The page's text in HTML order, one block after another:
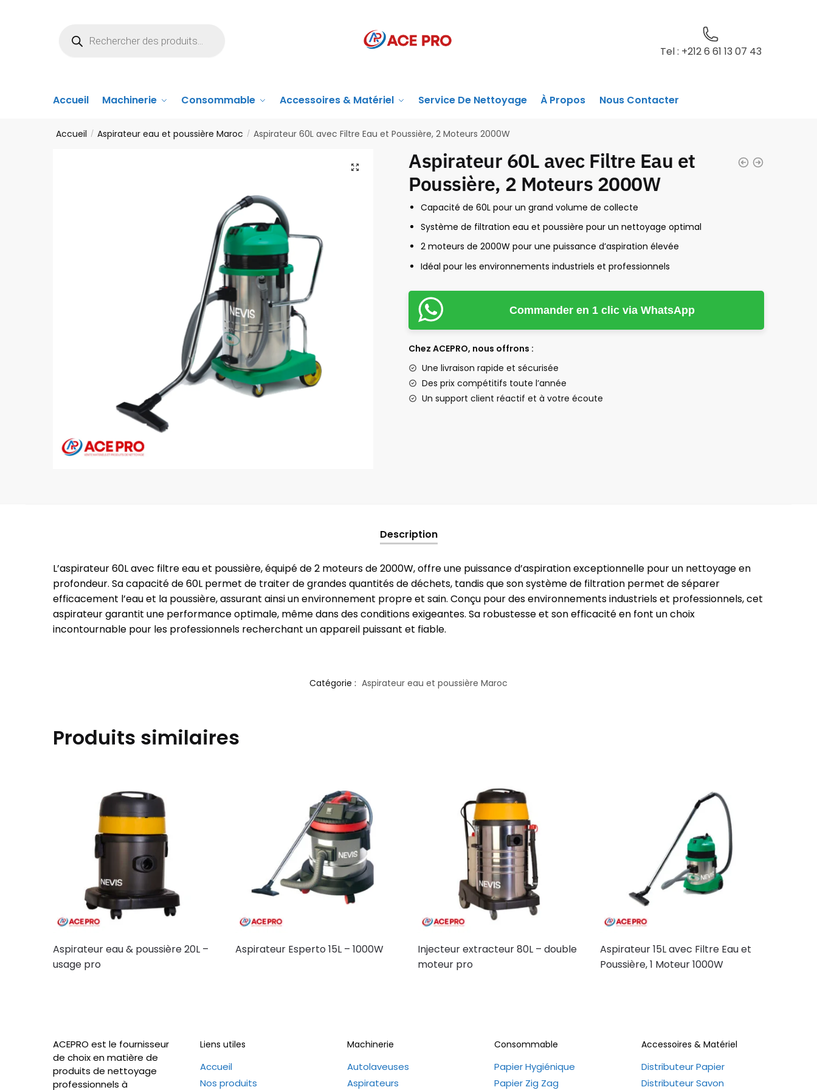
Tel : +212 6 61 13 07 43
Accueil Machinerie Consommable Accessoires & Matériel Service De Nettoyage À Propos Nous Contacter
Accueil / Aspirateur eau et poussière Maroc / Aspirateur 60L avec Filtre Eau et Poussière, 2 Moteurs 2000W
Aspirateur 60L avec Filtre Eau et
Poussière, 2 Moteurs 2000W
Capacité de 60L pour un grand volume de collecte
Système de filtration eau et poussière pour un nettoyage optimal
2 moteurs de 2000W pour une puissance d’aspiration élevée
Idéal pour les environnements industriels et professionnels
Commander en 1 clic via WhatsApp
Chez ACEPRO, nous offrons :
Une livraison rapide et sécurisée
Des prix compétitifs toute l’année
Un support client réactif et à votre écoute
Description
L’aspirateur 60L avec filtre eau et poussière, équipé de 2 moteurs de 2000W, offre une puissance d’aspiration exceptionnelle pour un nettoyage en
profondeur. Sa capacité de 60L permet de traiter de grandes quantités de déchets, tandis que son système de filtration permet de séparer
efficacement l’eau et la poussière, assurant ainsi un environnement propre et sain. Conçu pour des environnements industriels et professionnels, cet
aspirateur garantit une performance optimale, même dans des conditions exigeantes. Sa robustesse et son efficacité en font un choix
incontournable pour les professionnels recherchant un appareil puissant et fiable.
Catégorie : Aspirateur eau et poussière Maroc
Produits similaires
Aspirateur eau & poussière 20L –
usage pro
Aspirateur Esperto 15L – 1000W
Injecteur extracteur 80L – double
moteur pro
Aspirateur 15L avec Filtre Eau et
Poussière, 1 Moteur 1000W
ACEPRO est le fournisseur
de choix en matière de
produits de nettoyage
professionnels à
Liens utiles
Accueil
Nos produits
Machinerie
Autolaveuses
Aspirateurs
Consommable
Papier Hygiénique
Papier Zig Zag
Accessoires & Matériel
Distributeur Papier
Distributeur Savon